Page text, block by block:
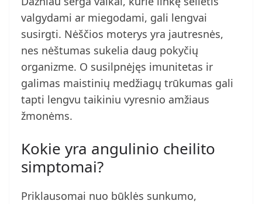
valgydami ar miegodami, gali lengvai
susirgti. Nėščios moterys yra jautresnės,
nes nėštumas sukelia daug pokyčių
organizme. O susilpnėjęs imunitetas ir
galimas maistinių medžiagų trūkumas gali
tapti lengvu taikiniu vyresnio amžiaus
žmonėms.
Kokie yra angulinio cheilito
simptomai?
Priklausomai nuo būklės sunkumo,